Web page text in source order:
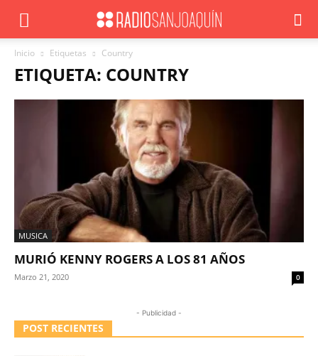
Inicio Etiquetas Country
ETIQUETA: COUNTRY
MUSICA
MURIÓ KENNY ROGERS A LOS 81 AÑOS
Marzo 21, 2020 0
- Publicidad -
POST RECIENTES